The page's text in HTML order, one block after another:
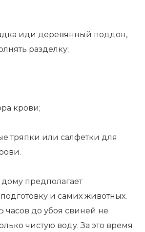
иди деревянный поддон,
разделку;
крови;
тряпки или салфетки для
предполагает
и самих животных.
до убоя свиней не
чистую воду. За это время